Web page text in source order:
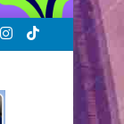
TikTok
Instagram